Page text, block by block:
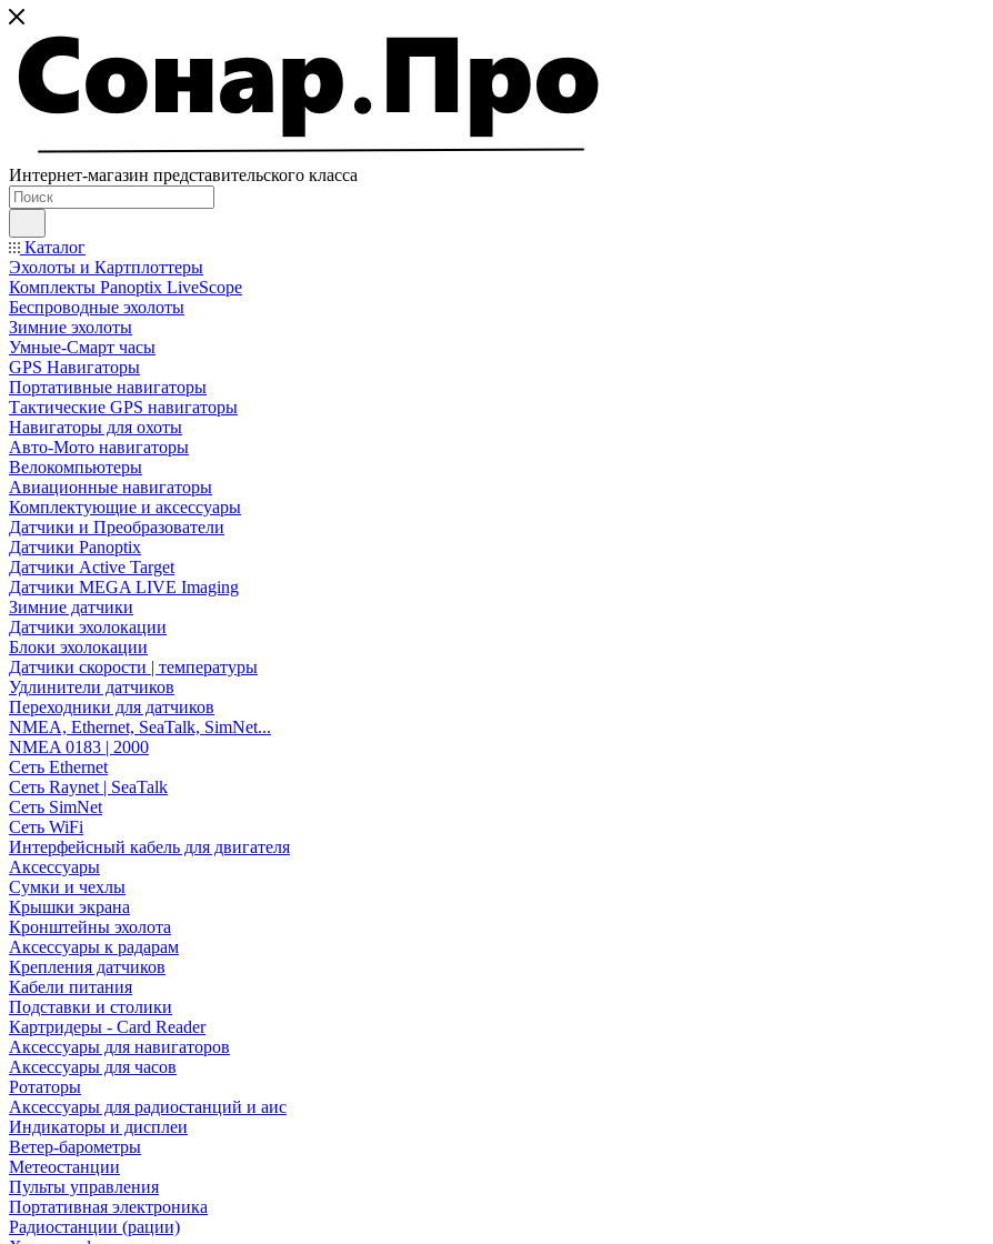
Интернет-магазин представительского класса
Каталог
Эхолоты и Картплоттеры
Комплекты Panoptix LiveScope
Беспроводные эхолоты
Зимние эхолоты
Умные-Смарт часы
GPS Навигаторы
Портативные навигаторы
Тактические GPS навигаторы
Навигаторы для охоты
Авто-Мото навигаторы
Велокомпьютеры
Авиационные навигаторы
Комплектующие и аксессуары
Датчики и Преобразователи
Датчики Panoptix
Датчики Active Target
Датчики MEGA LIVE Imaging
Зимние датчики
Датчики эхолокации
Блоки эхолокации
Датчики скорости | температуры
Удлинители датчиков
Переходники для датчиков
NMEA, Ethernet, SeaTalk, SimNet...
NMEA 0183 | 2000
Сеть Ethernet
Сеть Raynet | SeaTalk
Сеть SimNet
Сеть WiFi
Интерфейсный кабель для двигателя
Аксессуары
Сумки и чехлы
Крышки экрана
Кронштейны эхолота
Аксессуары к радарам
Крепления датчиков
Кабели питания
Подставки и столики
Картридеры - Card Reader
Аксессуары для навигаторов
Аксессуары для часов
Ротаторы
Аксессуары для радиостанций и аис
Индикаторы и дисплеи
Ветер-барометры
Метеостанции
Пульты управления
Портативная электроника
Радиостанции (рации)